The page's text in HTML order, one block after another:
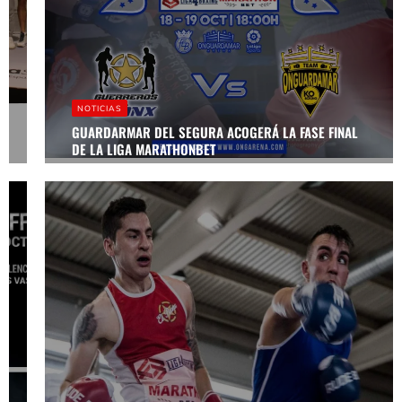
PRESENTACIÓN
2 OCTUBRE
DEL PLAY-OFF
NOTICIAS
GUARDARMAR DEL SEGURA ACOGERÁ LA FASE FINAL
DE LA LIGA MARATHONBET